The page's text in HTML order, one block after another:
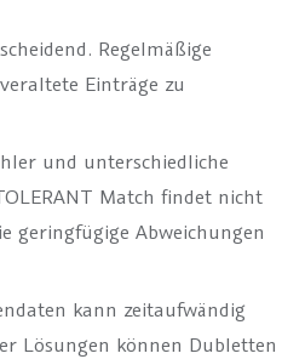
Regelmäßige
Einträge zu
und unterschiedliche
Match findet nicht
geringfügige Abweichungen
kann zeitaufwändig
Lösungen können Dubletten